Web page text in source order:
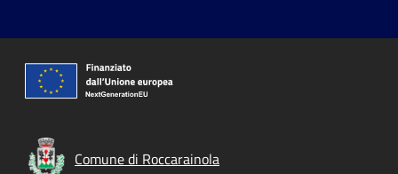
Comune di Roccarainola